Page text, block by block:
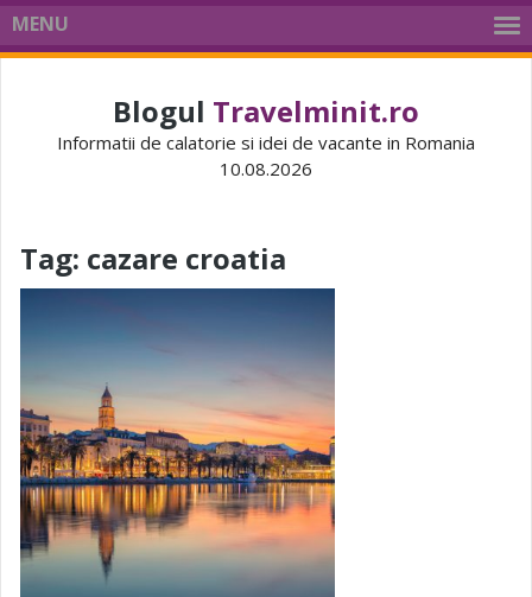
MENU
Blogul Travelminit.ro
Informatii de calatorie si idei de vacante in Romania
10.08.2026
Tag: cazare croatia